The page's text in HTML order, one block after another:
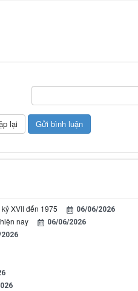
XVII đến 1975 06/06/2026
nay 06/06/2026